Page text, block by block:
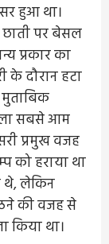
हुआ था।
छाती पर बेसल
प्रकार का
के दौरान हटा
सबसे आम
प्रमुख वजह
को हराया था
थे, लेकिन
की वजह से
किया था।